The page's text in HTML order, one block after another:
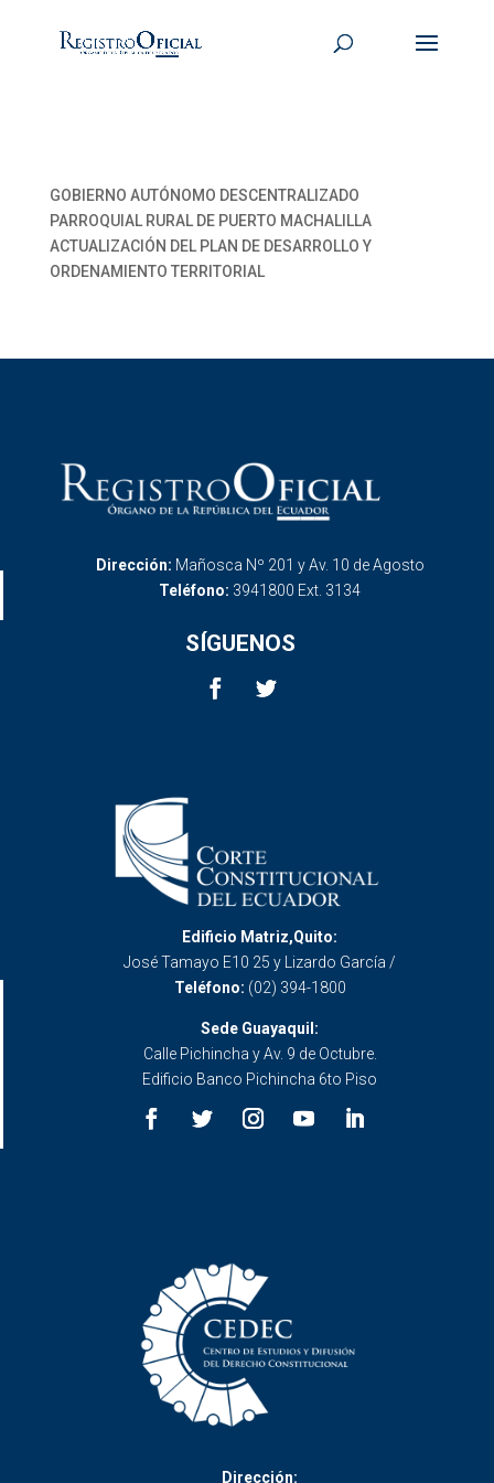
GOBIERNO AUTÓNOMO DESCENTRALIZADO
PARROQUIAL RURAL DE PUERTO MACHALILLA
ACTUALIZACIÓN DEL PLAN DE DESARROLLO Y
ORDENAMIENTO TERRITORIAL
Dirección: Mañosca Nº 201 y Av. 10 de Agosto
Teléfono: 3941800 Ext. 3134
SÍGUENOS
Edificio Matriz,Quito:
José Tamayo E10 25 y Lizardo García /
Teléfono: (02) 394-1800
Sede Guayaquil:
Calle Pichincha y Av. 9 de Octubre.
Edificio Banco Pichincha 6to Piso
Dirección: